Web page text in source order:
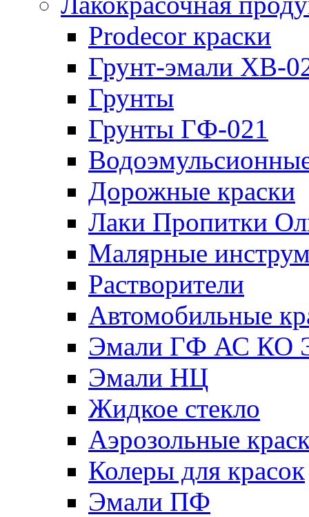
Prodecor краски
Грунт-эмали ХВ-
Грунты
Грунты ГФ-021
Дорожные краски
Лаки Пропитки
Малярные
Растворители
Автомобильные
Эмали ГФ АС КО
Эмали НЦ
Жидкое стекло
Аэрозольные
Колеры для красок
Эмали ПФ